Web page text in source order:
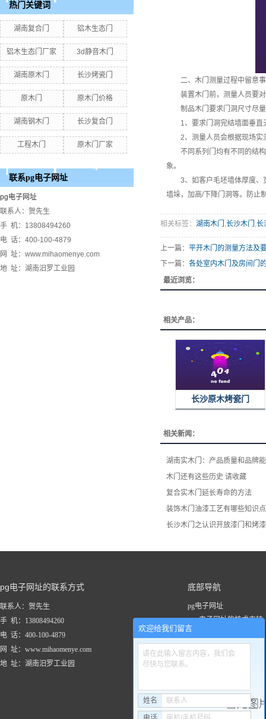
热门关键词
湖南复合门 铝木生态门
铝木生态门厂家 3d静音木门
湖南原木门 长沙烤瓷门
原木门 原木门价格
湖南钢木门 长沙复合门
工程木门 原木门厂家
联系pg电子网址
pg电子网址
联系人：贺先生
手 机：13808494260
电 话：400-100-4879
网 址：www.mihaomenye.com
地 址：湖南汨罗工业园
二、木门测量过程中留意
装置木门前，测量人员要对
制品木门要求门洞尺寸尽量
1、要求门洞完结墙面垂直无
2、测量人员会根据现场实测
不同系列门均有不同的结构
象。
3、如客户毛坯墙体厚度、宽
墙垛，加高/下降门洞等。防止
相关标签： 湖南木门 ,长沙木门 ,长
上一篇： 平开木门的测量方法及
下一篇： 各处室内木门及房间门
最近浏览：
相关产品：
长沙原木烤瓷门
相关新闻：
湖南实木门：产品质量和品牌
木门还有这些历史 请收藏
复合实木门延长寿命的方法
装饰木门油漆工艺有哪些知识
长沙木门之认识开放漆门和烤
pg电子网址的联系方式
联系人：贺先生
手 机：13808494260
电 话：400-100-4879
网 址：www.mihaomenye.com
地 址：湖南汨罗工业园
底部导航
pg电子网址
pg电子网址的技术支持
关于pg电子网址
工程案例
欢迎给我们留言
请在此输入留言内容，我们会
尽快与您联系。
姓名 联系人